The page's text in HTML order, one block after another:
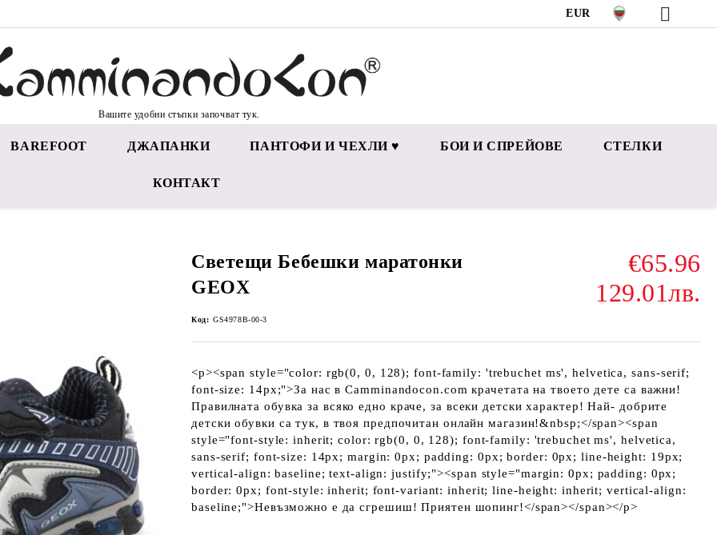
EUR
Вашите удобни стъпки започват тук.
BAREFOOT ДЖАПАНКИ ПАНТОФИ И ЧЕХЛИ ♥ БОИ И СПРЕЙОВЕ СТЕЛКИ
КОНТАКТ
Светещи Бебешки маратонки
GEOX
€65.96
129.01лв.
Код: GS4978B-00-3
<p><span style="color: rgb(0, 0, 128); font-family: 'trebuchet ms', helvetica, sans-serif;
font-size: 14px;">За нас в Camminandocon.com крачетата на твоето дете са важни!
Правилната обувка за всяко едно краче, за всеки детски характер! Най- добрите
детски обувки са тук, в твоя предпочитан онлайн магазин!&nbsp;</span><span
style="font-style: inherit; color: rgb(0, 0, 128); font-family: 'trebuchet ms', helvetica,
sans-serif; font-size: 14px; margin: 0px; padding: 0px; border: 0px; line-height: 19px;
vertical-align: baseline; text-align: justify;"><span style="margin: 0px; padding: 0px;
border: 0px; font-style: inherit; font-variant: inherit; line-height: inherit; vertical-align:
baseline;">Невъзможно е да сгрешиш! Приятен шопинг!</span></span></p>